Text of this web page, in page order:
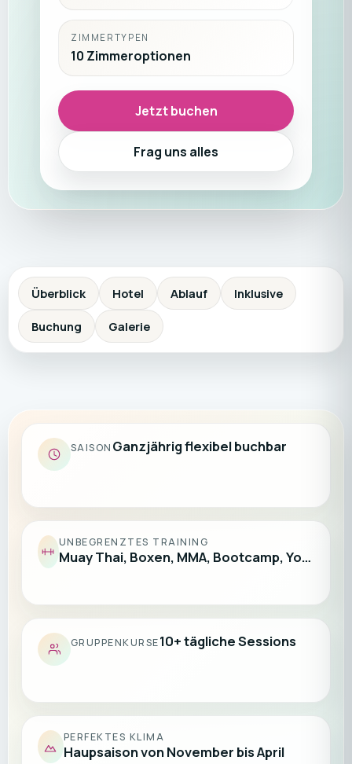
ZIMMERTYPEN
10 Zimmeroptionen
Jetzt buchen
Frag uns alles
Überblick Hotel Ablauf Inklusive
Buchung Galerie
SAISON Ganzjährig flexibel buchbar
UNBEGRENZTES TRAINING
Muay Thai, Boxen, MMA, Bootcamp, Yo…
GRUPPENKURSE10+ tägliche Sessions
PERFEKTES KLIMA
Haupsaison von November bis April